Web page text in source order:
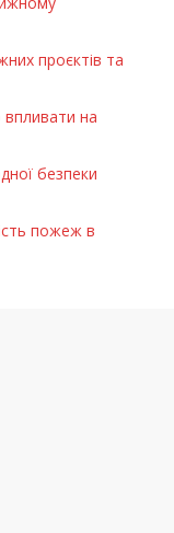
проєктів та
впливати на
безпеки
пожеж в